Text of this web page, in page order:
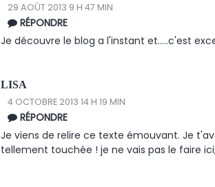
29 AOÛT 2013 9 H 47 MIN
RÉPONDRE
Je découvre le blog a l'instant et.....c'est
LISA
4 OCTOBRE 2013 14 H 19 MIN
RÉPONDRE
Je viens de relire ce texte émouvant. Je
tellement touchée ! je ne vais pas le faire